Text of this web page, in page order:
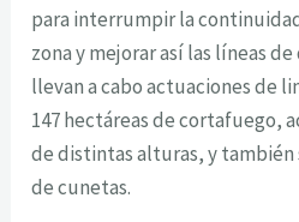
para interrumpir la
zona y mejorar así las líneas de
llevan a cabo actuaciones de
147 hectáreas de cortafuego,
de distintas alturas, y también
de cunetas.